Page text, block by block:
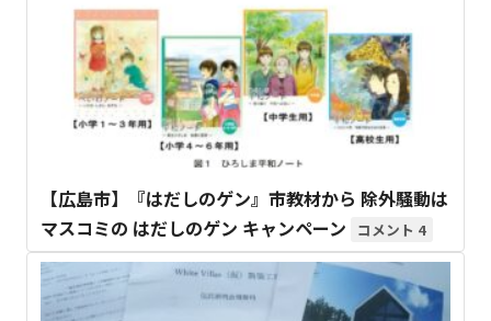
【広島市】『はだしのゲン』市教材から 除外騒動は
マスコミの はだしのゲン キャンペーン
4